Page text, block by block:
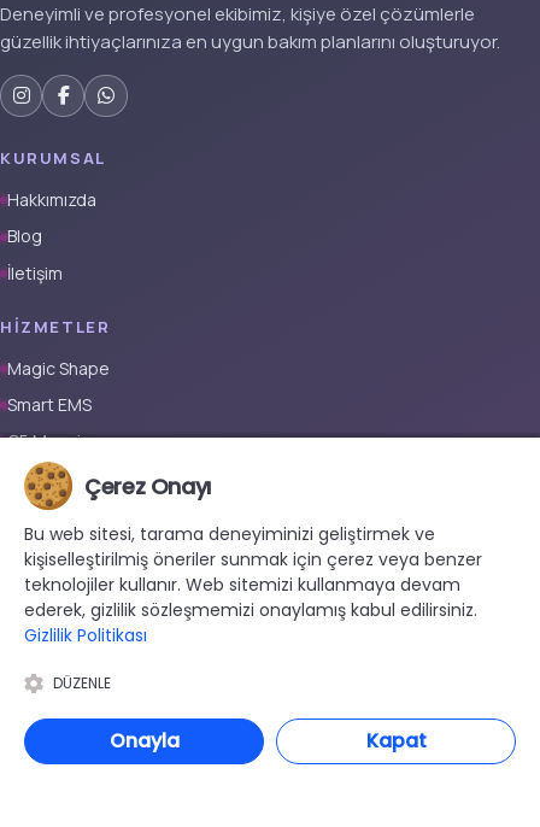
Deneyimli ve profesyonel ekibimiz, kişiye özel çözümlerle
güzellik ihtiyaçlarınıza en uygun bakım planlarını oluşturuyor.
KURUMSAL
Hakkımızda
Blog
İletişim
HIZMETLER
Magic Shape
Smart EMS
G5 Masajı
Tüm Vücut Epilasyon (Erkek)
Tüm Vücut Epilasyon (Kadın)
Protez Tırnak
İLETIŞIM
+90 533 038 48 24
hello@renewandrevive.co
Merkez Mah., Abide-i Hürriyet Cad. Üçler Apt, No:141 Kat:1 D:1,
34381 Şişli/İstanbul
Çerez Onayı
Bu web sitesi, tarama deneyiminizi geliştirmek ve
kişiselleştirilmiş öneriler sunmak için çerez veya benzer
teknolojiler kullanır. Web sitemizi kullanmaya devam
ederek, gizlilik sözleşmemizi onaylamış kabul edilirsiniz.
Gizlilik Politikası
DÜZENLE
Onayla Kapat